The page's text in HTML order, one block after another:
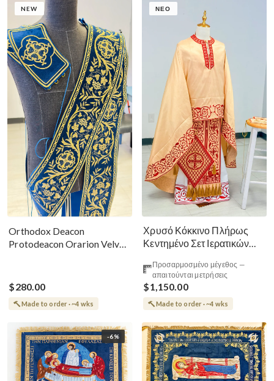
NEW
Orthodox Deacon
Protodeacon Orarion Velvet
$280.00
Made to order · ~4 wks
ΝΈΟ
Χρυσό Κόκκινο Πλήρως
Κεντημένο Σετ Ιερατικών
Προσαρμοσμένο μέγεθος —
απαιτούνται μετρήσεις
$1,150.00
Made to order · ~4 wks
-6%